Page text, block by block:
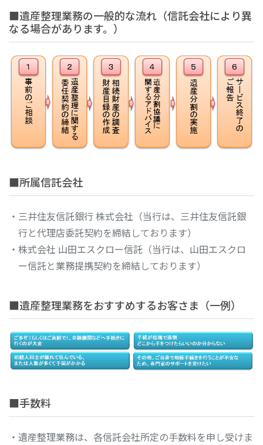
■遺産整理業務の一般的な流れ（信託会社により異
なる場合があります。）
■所属信託会社
・三井住友信託銀行 株式会社（当行は、三井住友信託銀
行と代理店委託契約を締結しております）
・株式会社 山田エスクロー信託（当行は、山田エスクロ
ー信託と業務提携契約を締結しております）
■遺産整理業務をおすすめするお客さま（一例）
■手数料
・遺産整理業務は、各信託会社所定の手数料を申し受けま